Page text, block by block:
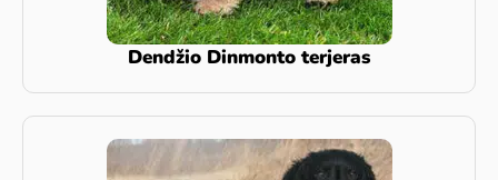
Dendžio Dinmonto terjeras